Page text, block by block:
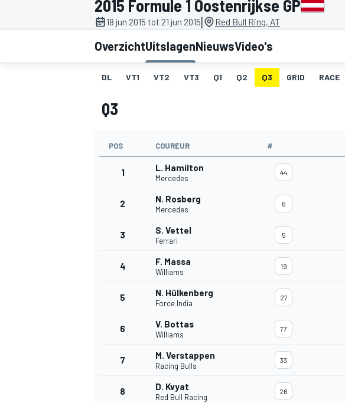
2015 Formule 1 Oostenrijkse GP
18 jun 2015 tot 21 jun 2015| Red Bull Ring, AT
OverzichtUitslagenNieuwsVideo's
DL VT1 VT2 VT3 Q1 Q2 Q3 GRID RACE
Q3
POS COUREUR #
1 L. Hamilton
Mercedes
44
2 N. Rosberg
Mercedes
6
3 S. Vettel
Ferrari
5
4 F. Massa
Williams
19
5 N. Hülkenberg
Force India
27
6 V. Bottas
Williams
77
7 M. Verstappen
Racing Bulls
33
8 D. Kvyat
Red Bull Racing
26